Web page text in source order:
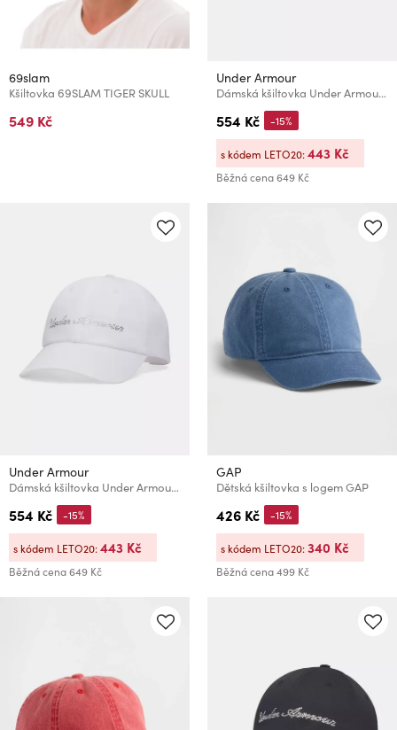
69slam
Kšiltovka 69SLAM TIGER SKULL
549 Kč
Under Armour
Dámská kšiltovka Under Armour W ESSENTIAL LOW ADJ
554 Kč
Běžná cena649 Kč
-15%
s kódem LETO20:443 Kč
Under Armour
Dámská kšiltovka Under Armour W ESSENTIAL LOW ADJ
554 Kč
Běžná cena649 Kč
-15%
s kódem LETO20:443 Kč
GAP
Dětská kšiltovka s logem GAP
426 Kč
Běžná cena499 Kč
-15%
s kódem LETO20:340 Kč